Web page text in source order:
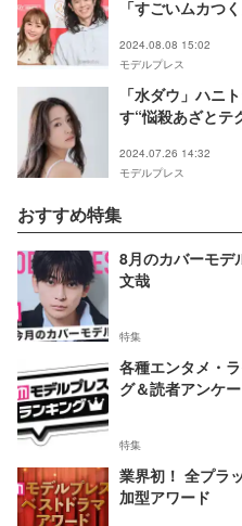
「すごいムカつく
2024.08.08 15:02
モデルプレス
「水ダウ」ハニ
す“悩殺あざとテ
2024.07.26 14:32
モデルプレス
おすすめ特集
8月のカバーモデ
文哉
特集
各種エンタメ・
グ＆読者アンケ
特集
業界初！ 全プラ
加型アワード